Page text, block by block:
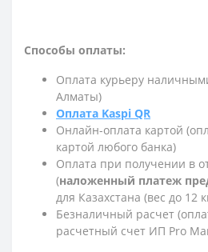
Способы оплаты:
Оплата курьеру
Алматы)
Оплата Kaspi QR
Онлайн-оплата картой
картой любого банка)
Оплата при получении в
(наложенный платеж
для Казахстана (вес до 12
Безналичный расчет
расчетный счет ИП Pro